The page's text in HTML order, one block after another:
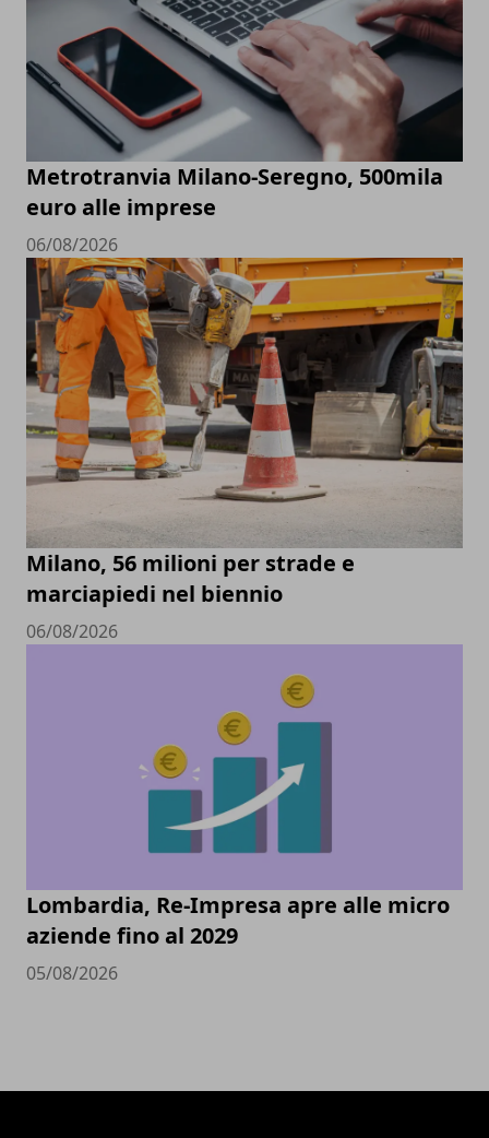
Metrotranvia Milano-Seregno, 500mila
euro alle imprese
06/08/2026
Milano, 56 milioni per strade e
marciapiedi nel biennio
06/08/2026
Lombardia, Re-Impresa apre alle micro
aziende fino al 2029
05/08/2026